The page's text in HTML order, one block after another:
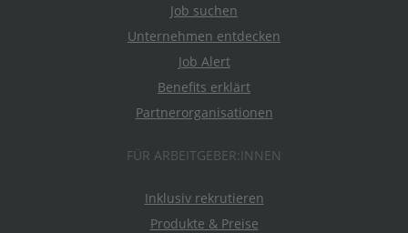
Job suchen
Unternehmen entdecken
Job Alert
Benefits erklärt
Partnerorganisationen
FÜR ARBEITGEBER:INNEN
Inklusiv rekrutieren
Produkte & Preise